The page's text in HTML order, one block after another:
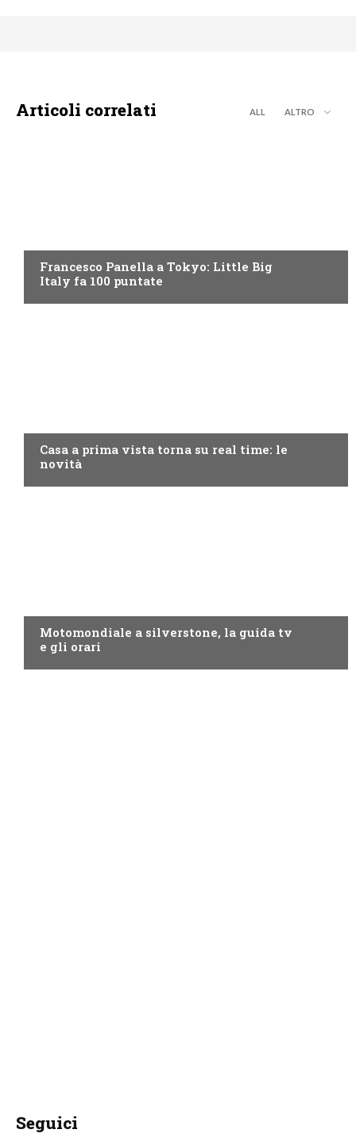
Articoli correlati ALL ALTRO
Francesco Panella a Tokyo: Little Big
Italy fa 100 puntate
Casa a prima vista torna su real time: le
novità
Motomondiale a silverstone, la guida tv
e gli orari
Seguici